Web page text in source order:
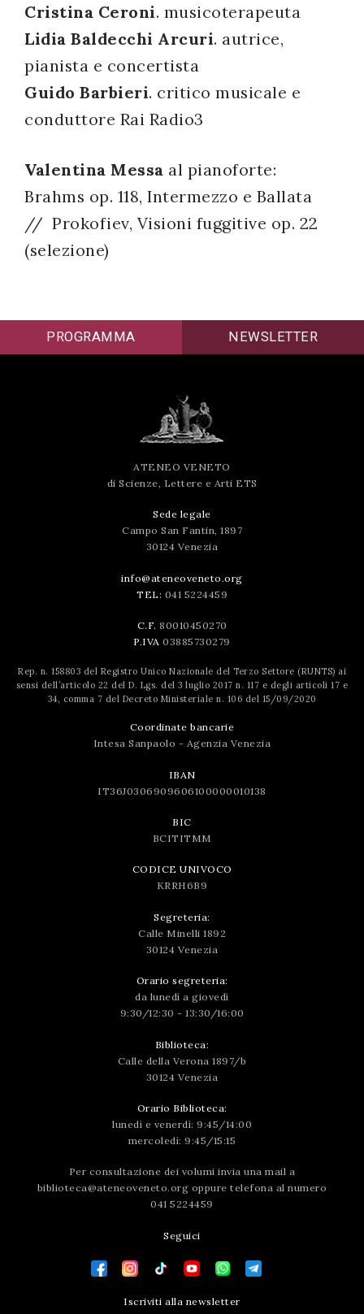
Cristina Ceroni. musicoterapeuta
Lidia Baldecchi Arcuri. autrice,
pianista e concertista
Guido Barbieri. critico musicale e
conduttore Rai Radio3
Valentina Messa al pianoforte:
Brahms op. 118, Intermezzo e Ballata
// Prokofiev, Visioni fuggitive op. 22
(selezione)
PROGRAMMA NEWSLETTER
ATENEO VENETO
di Scienze, Lettere e Arti ETS
Sede legale
Campo San Fantin, 1897
30124 Venezia
info@ateneoveneto.org
TEL: 041 5224459
C.F. 80010450270
P.IVA 03885730279
Rep. n. 158803 del Registro Unico Nazionale del Terzo Settore (RUNTS) ai
sensi dell’articolo 22 del D. Lgs. del 3 luglio 2017 n. 117 e degli articoli 17 e
34, comma 7 del Decreto Ministeriale n. 106 del 15/09/2020
Coordinate bancarie
Intesa Sanpaolo - Agenzia Venezia
IBAN
IT36J0306909606100000010138
BIC
BCITITMM
CODICE UNIVOCO
KRRH6B9
Segreteria:
Calle Minelli 1892
30124 Venezia
Orario segreteria:
da lunedì a giovedì
9:30/12:30 - 13:30/16:00
Biblioteca:
Calle della Verona 1897/b
30124 Venezia
Orario Biblioteca:
lunedì e venerdì: 9:45/14:00
mercoledì: 9:45/15:15
Per consultazione dei volumi invia una mail a
biblioteca@ateneoveneto.org oppure telefona al numero
041 5224459
Seguici
Iscriviti alla newsletter